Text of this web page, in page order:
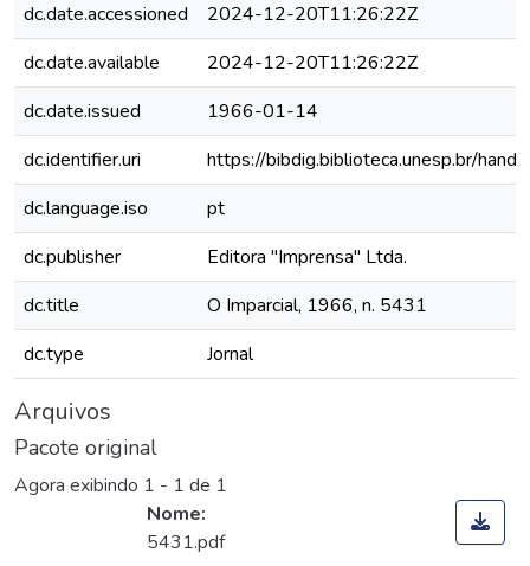
dc.date.accessioned
2024-12-20T11:26:22Z
dc.date.available
2024-12-20T11:26:22Z
dc.date.issued
1966-01-14
dc.identifier.uri
https://bibdig.biblioteca.unesp.br/
dc.language.iso
pt
dc.publisher
Editora "Imprensa" Ltda.
dc.title
O Imparcial, 1966, n. 5431
dc.type
Jornal
Arquivos
Pacote original
Agora exibindo 1 - 1 de 1
Nome:
5431.pdf